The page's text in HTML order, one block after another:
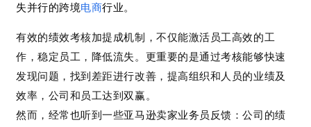
失并行的跨境电商行业。
有效的绩效考核加提成机制，不仅能激活员工高效的工
作，稳定员工，降低流失。更重要的是通过考核能够快速
发现问题，找到差距进行改善，提高组织和人员的业绩及
效率，公司和员工达到双赢。
然而，经常也听到一些亚马逊卖家业务员反馈：公司的绩